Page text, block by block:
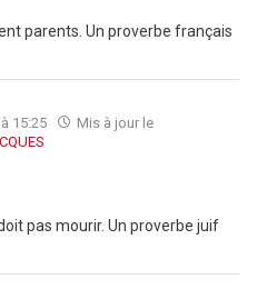
parents. Un proverbe français
15:25
Mis à jour le
pas mourir. Un proverbe juif